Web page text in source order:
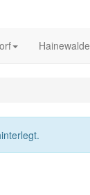
Hainewalde